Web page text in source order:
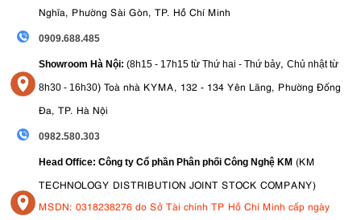
Nghĩa, Phường Sài Gòn, TP. Hồ Chí Minh
0909.688.485
Showroom Hà Nội: (8h15 - 17h15 từ Thứ hai - Thứ bảy, Chủ nhật từ
8h30 - 16h30) Toà nhà KYMA, 132 - 134 Yên Lãng, Phường Đống
Đa, TP. Hà Nội
0982.580.303
Head Office: Công ty Cổ phần Phân phối Công Nghệ KM (KM
TECHNOLOGY DISTRIBUTION JOINT STOCK COMPANY)
MSDN: 0318238276 do Sở Tài chính TP Hồ Chí Minh cấp ngày